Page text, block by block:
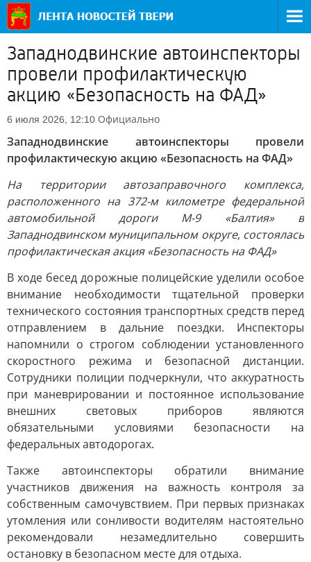
Западнодвинские автоинспекторы
провели профилактическую
акцию «Безопасность на ФАД»
6 июля 2026, 12:10 Официально
Западнодвинские автоинспекторы провели
профилактическую акцию «Безопасность на ФАД»
На территории автозаправочного комплекса,
расположенного на 372-м километре федеральной
автомобильной дороги М-9 «Балтия» в
Западнодвинском муниципальном округе, состоялась
профилактическая акция «Безопасность на ФАД»
В ходе бесед дорожные полицейские уделили особое
внимание необходимости тщательной проверки
технического состояния транспортных средств перед
отправлением в дальние поездки. Инспекторы
напомнили о строгом соблюдении установленного
скоростного режима и безопасной дистанции.
Сотрудники полиции подчеркнули, что аккуратность
при маневрировании и постоянное использование
внешних световых приборов являются
обязательными условиями безопасности на
федеральных автодорогах.
Также автоинспекторы обратили внимание
участников движения на важность контроля за
собственным самочувствием. При первых признаках
утомления или сонливости водителям настоятельно
рекомендовали незамедлительно совершить
остановку в безопасном месте для отдыха.